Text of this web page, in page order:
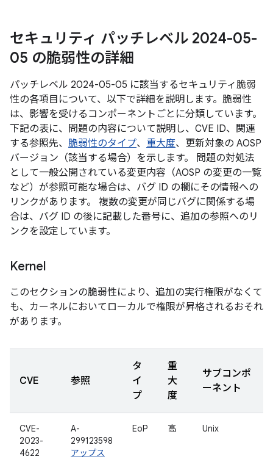
セキュリティ パッチレベル 2024-05-
05 の脆弱性の詳細
パッチレベル 2024-05-05 に該当するセキュリティ脆弱
性の各項目について、以下で詳細を説明します。脆弱性
は、影響を受けるコンポーネントごとに分類しています。
下記の表に、問題の内容について説明し、CVE ID、関連
する参照先、 脆弱性のタイプ、 重大度、更新対象の AOSP
バージョン（該当する場合）を示します。 問題の対処法
として一般公開されている変更内容（AOSP の変更の一覧
など）が参照可能な場合は、バグ ID の欄にその情報への
リンクがあります。 複数の変更が同じバグに関係する場
合は、バグ ID の後に記載した番号に、追加の参照へのリ
ンクを設定しています。
Kernel
このセクションの脆弱性により、追加の実行権限がなくて
も、カーネルにおいてローカルで権限が昇格されるおそれ
があります。
CVE 参照
タ
イ
プ
重
大
度
サブコンポ
ーネント
CVE-
2023-
4622
A-
299123598
アップス
EoP 高 Unix